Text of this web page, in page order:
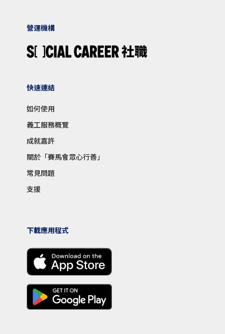
營運機構
快速連結
如何使用
義工服務概覽
成就嘉許
關於「賽馬會眾心行善」
常見問題
支援
下載應用程式